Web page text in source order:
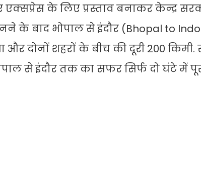
के लिए प्रस्ताव बनाकर केन्द्र
के बाद भोपाल से इंदौर (Bhopal to
दोनों शहरों के बीच की दूरी 200
से इंदौर तक का सफर सिर्फ दो घंटे में